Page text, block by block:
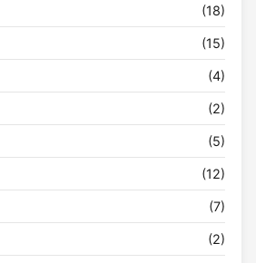
(18)
(15)
(4)
(2)
(5)
(12)
(7)
(2)